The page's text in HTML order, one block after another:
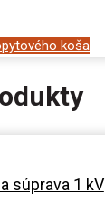
koša
súprava 1 kV